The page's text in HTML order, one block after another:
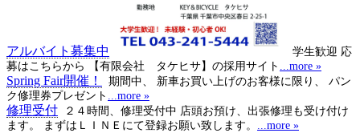
アルバイト募集中
学生歓迎 応
募はこちらから 【有限会社 タケヒサ】の採用サイト ...more »
Spring Fair開催！
期間中、 新車お買い上げのお客様に限り、 パン
ク修理券プレゼント ...more »
修理受付
２４時間、修理受付中 店頭お預け、出張修理も受け付け
ます。 まずはＬＩＮＥにて登録お願い致します。 ...more »